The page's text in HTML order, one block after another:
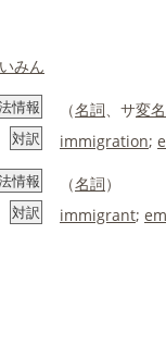
いみん
情報 （名詞 、サ変名
対訳 immigration;
情報 （名詞）
対訳 immigrant;